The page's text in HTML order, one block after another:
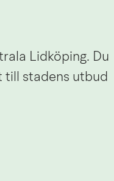
Lidköping. Du
till stadens utbud